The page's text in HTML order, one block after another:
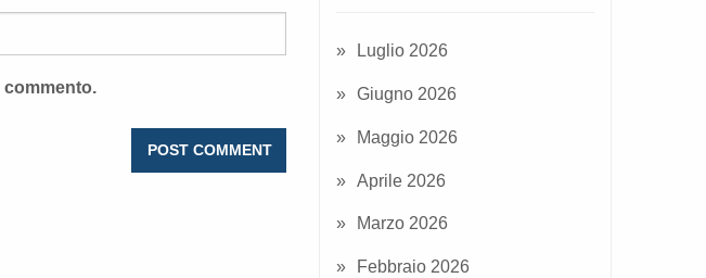
commento.
Luglio 2026
Giugno 2026
Maggio 2026
Aprile 2026
Marzo 2026
Febbraio 2026